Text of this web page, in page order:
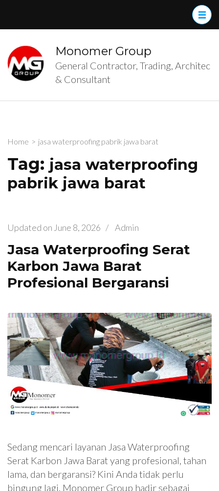
(Press
Enter)
Monomer Group
General Contractor, Trading, Architec
& Consultant
Home > jasa waterproofing pabrik jawa barat
Tag: jasa waterproofing
pabrik jawa barat
Updated on June 8, 2026 / Admin
Jasa Waterproofing Serat
Karbon Jawa Barat
Profesional Bergaransi
Sedang mencari layanan Jasa Waterproofing
Serat Karbon Jawa Barat yang profesional, tahan
lama, dan bergaransi? Kini Anda tidak perlu
bingung lagi. Monomer Group hadir sebagai